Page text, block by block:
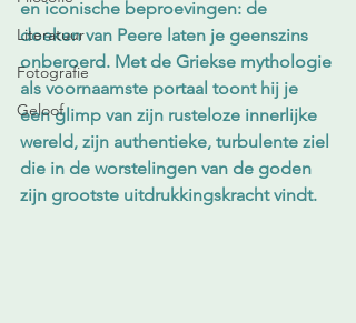
Literatuur
Fotografie
Geloof
en iconische beproevingen: de
doeken van Peere laten je geenszins
onberoerd. Met de Griekse mythologie
als voornaamste portaal toont hij je
een glimp van zijn rusteloze innerlijke
wereld, zijn authentieke, turbulente ziel
die in de worstelingen van de goden
zijn grootste uitdrukkingskracht vindt.